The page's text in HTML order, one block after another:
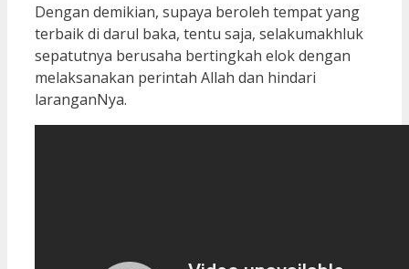
Dengan demikian, supaya beroleh tempat yang
terbaik di darul baka, tentu saja, selakumakhluk
sepatutnya berusaha bertingkah elok dengan
melaksanakan perintah Allah dan hindari
laranganNya.